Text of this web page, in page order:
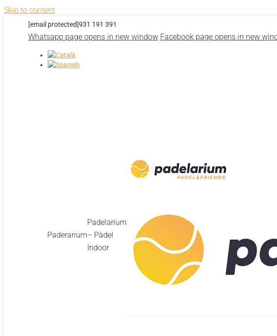
Skip to content
[email protected]931 191 391
Whatsapp page opens in new window Facebook page opens in new
Paderarium
Padelarium
– Pàdel
Indoor